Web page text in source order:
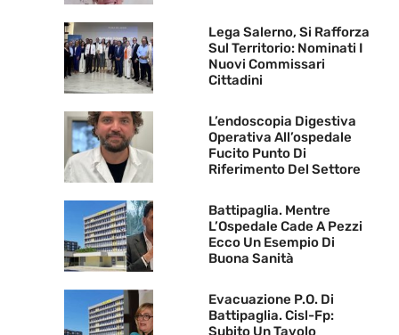
Lega Salerno, Si Rafforza
Sul Territorio: Nominati I
Nuovi Commissari
Cittadini
L’endoscopia Digestiva
Operativa All’ospedale
Fucito Punto Di
Riferimento Del Settore
Battipaglia. Mentre
L’Ospedale Cade A Pezzi
Ecco Un Esempio Di
Buona Sanità
Evacuazione P.O. Di
Battipaglia. Cisl-Fp:
Subito Un Tavolo